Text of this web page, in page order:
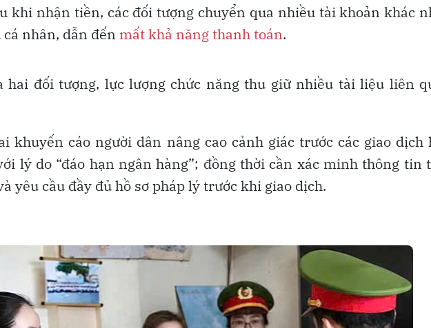
khi nhận tiền, các đối tượng chuyển qua nhiều tài khoản khác
nhân, dẫn đến mất khả năng thanh toán.
hai đối tượng, lực lượng chức năng thu giữ nhiều tài liệu liên
khuyến cáo người dân nâng cao cảnh giác trước các giao dịch
lý do “đáo hạn ngân hàng”; đồng thời cần xác minh thông tin
yêu cầu đầy đủ hồ sơ pháp lý trước khi giao dịch.